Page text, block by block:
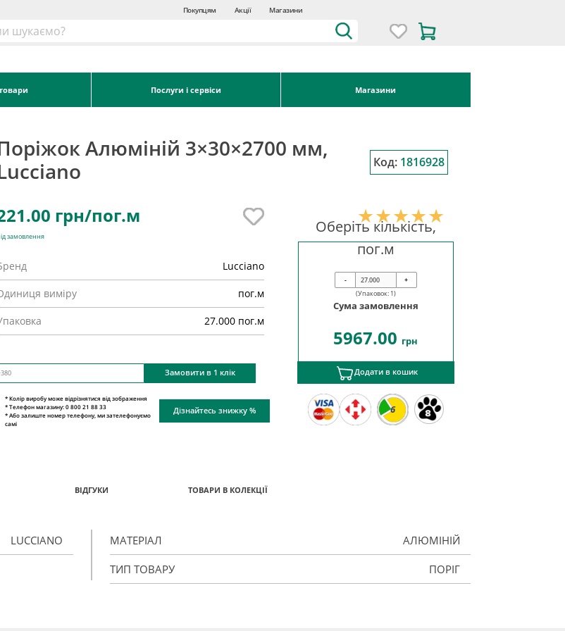
Покупцям Акції Магазини
Послуги і сервіси Магазини
Алюміній 3×30×2700 мм,
Код: 1816928
грн/пог.м
замовлення
Lucciano
виміру пог.м
27.000 пог.м
Замовити в 1 клік
Оберіть кількість,
пог.м
-
+
(Упаковок: 1)
Сума замовлення
5967.00 грн
Додати в кошик
6
* Колір виробу може відрізнятися від зображення
* Телефон магазину: 0 800 21 88 33
* Або залиште номер телефону, ми зателефонуємо
самі
Дізнайтесь знижку %
ВІДГУКИ ТОВАРИ В КОЛЕКЦІЇ
LUCCIANO МАТЕРІАЛ АЛЮМІНІЙ
ТИП ТОВАРУ ПОРІГ